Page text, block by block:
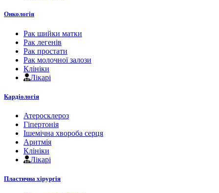
Онкологія
Рак шийки матки
Рак легенів
Рак простати
Рак молочної залози
Клініки
Лікарі
Кардіологія
Атеросклероз
Гіпертонія
Ішемічна хвороба серця
Аритмія
Клініки
Лікарі
Пластична хірургія